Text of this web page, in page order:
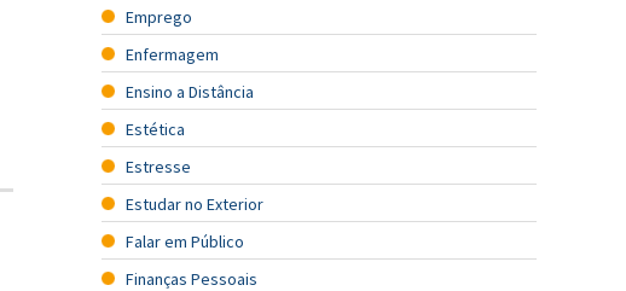
Emprego
Enfermagem
Ensino a Distância
Estética
Estresse
Estudar no Exterior
Falar em Público
Finanças Pessoais